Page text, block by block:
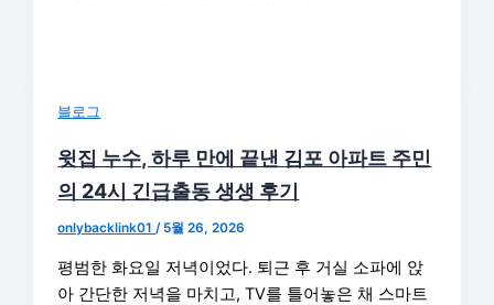
블로그
윗집 누수, 하루 만에 끝낸 김포 아파트 주민
의 24시 긴급출동 생생 후기
onlybacklink01/ 5월 26, 2026
평범한 화요일 저녁이었다. 퇴근 후 거실 소파에 앉
아 간단한 저녁을 마치고, TV를 틀어놓은 채 스마트